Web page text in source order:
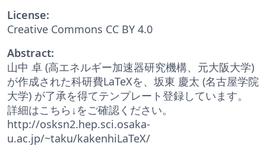
License:
Creative Commons CC BY 4.0
Abstract:
山中 卓 (高エネルギー加速器研究機構、元大阪大学)
が作成された科研費LaTeXを、坂東 慶太 (名古屋学院
大学) が了承を得てテンプレート登録しています。
詳細はこちら↓をご確認ください。
http://osksn2.hep.sci.osaka-
u.ac.jp/~taku/kakenhiLaTeX/